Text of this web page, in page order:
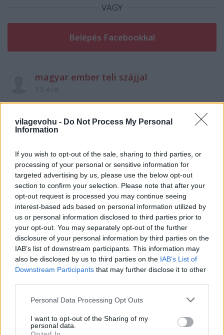
vilagevohu - Do Not Process My Personal
Information
If you wish to opt-out of the sale, sharing to third parties, or
processing of your personal or sensitive information for
targeted advertising by us, please use the below opt-out
section to confirm your selection. Please note that after your
opt-out request is processed you may continue seeing
interest-based ads based on personal information utilized by
us or personal information disclosed to third parties prior to
your opt-out. You may separately opt-out of the further
disclosure of your personal information by third parties on the
IAB’s list of downstream participants. This information may
also be disclosed by us to third parties on the IAB’s List of
Downstream Participants that may further disclose it to other
Please note that this website/app uses one or more Google
not limited to your visit or usage behaviour. You may click to
grant or deny consent to Google and its third-party tags to
Personal Data Processing Opt Outs
I want to opt-out of the Sharing of my
personal data.
VAGY
magyar ember teli szájjal
"maníroktól mentesen" :))) Lol :) Az egész cucc
mehetne a modorblogra, Kerekes Sándor keze
nyomával az élen.
Jonasinlove
15 éve
Ha egy felszolgáló ilyen adag kajákat rakna elém,
bele ordibálnék a testébe. .- Mű-e-vészet :)
Phylemon
15 éve
Nem tudom kinek milyen köze van a 21-hez, de oda
én még egyszer élő embert nem viszek.
Fejetlenség, szervezetlenség, modoroskodó pincérek,
a borlapról kizárólag a legdrágább bort ajánlani
képes borpincér és mindennek megkoronázásaként